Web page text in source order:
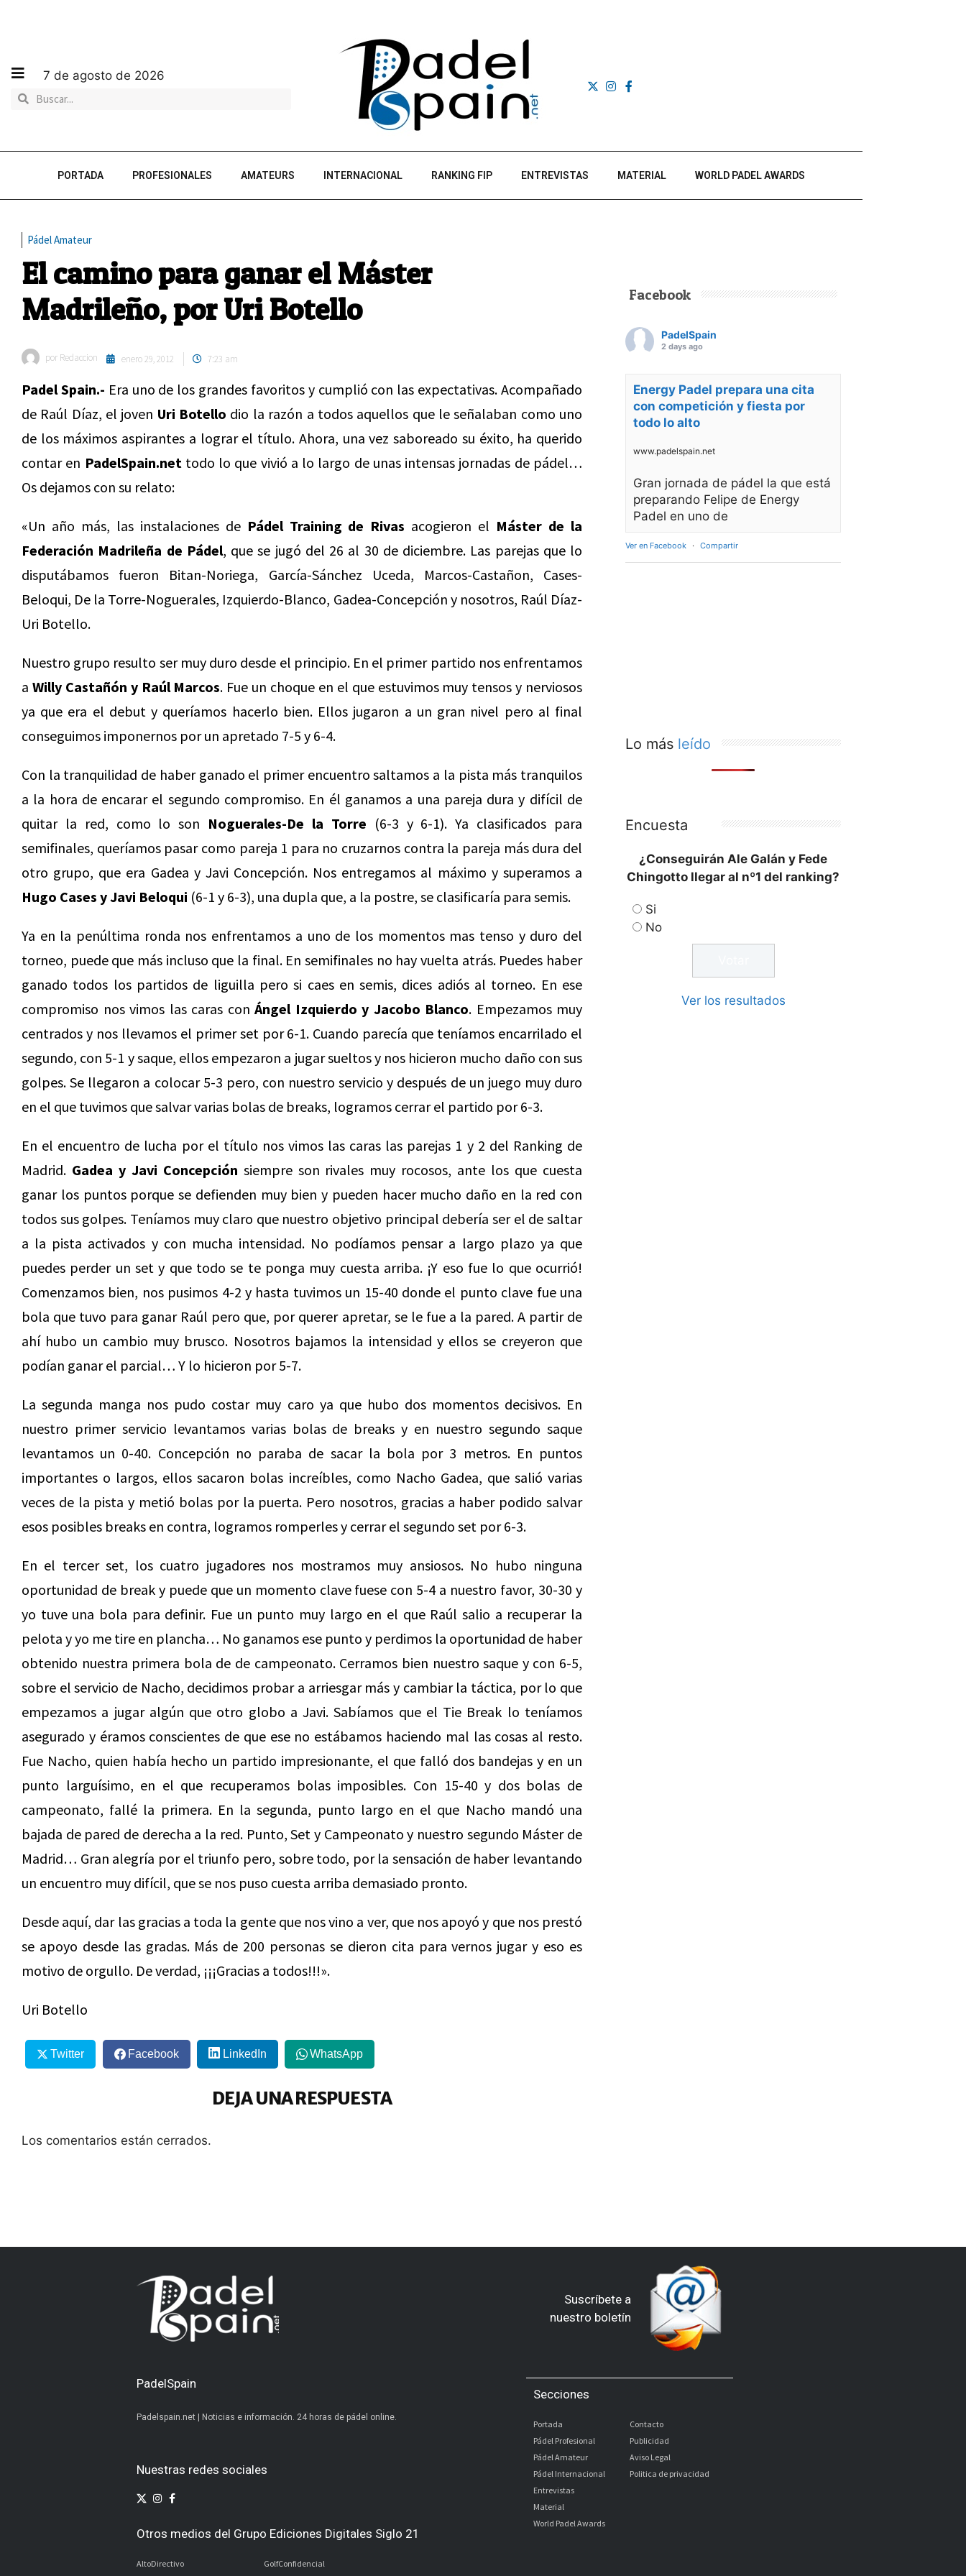
7 de agosto de 2026
PORTADA PROFESIONALES AMATEURS INTERNACIONAL RANKING FIP ENTREVISTAS MATERIAL WORLD PADEL AWARDS
Pádel Amateur
El camino para ganar el Máster
Madrileño, por Uri Botello
por Redaccion enero 29, 2012 7:23 am
Padel Spain.- Era uno de los grandes favoritos y cumplió con las expectativas. Acompañado
de Raúl Díaz, el joven Uri Botello dio la razón a todos aquellos que le señalaban como uno
de los máximos aspirantes a lograr el título. Ahora, una vez saboreado su éxito, ha querido
contar en PadelSpain.nettodo lo que vivió a lo largo de unas intensas jornadas de pádel…
Os dejamos con su relato:
«Un año más, las instalaciones de Pádel Training de Rivas acogieron el Máster de la
Federación Madrileña de Pádel, que se jugó del 26 al 30 de diciembre. Las parejas que lo
disputábamos fueron Bitan-Noriega, García-Sánchez Uceda, Marcos-Castañon, Cases-
Beloqui, De la Torre-Noguerales, Izquierdo-Blanco, Gadea-Concepción y nosotros, Raúl Díaz-
Uri Botello.
Nuestro grupo resulto ser muy duro desde el principio. En el primer partido nos enfrentamos
a Willy Castañón y Raúl Marcos. Fue un choque en el que estuvimos muy tensos y nerviosos
ya que era el debut y queríamos hacerlo bien. Ellos jugaron a un gran nivel pero al final
conseguimos imponernos por un apretado 7-5 y 6-4.
Con la tranquilidad de haber ganado el primer encuentro saltamos a la pista más tranquilos
a la hora de encarar el segundo compromiso. En él ganamos a una pareja dura y difícil de
quitar la red, como lo son Noguerales-De la Torre (6-3 y 6-1). Ya clasificados para
semifinales, queríamos pasar como pareja 1 para no cruzarnos contra la pareja más dura del
otro grupo, que era Gadea y Javi Concepción. Nos entregamos al máximo y superamos a
Hugo Cases y Javi Beloqui (6-1 y 6-3), una dupla que, a la postre, se clasificaría para semis.
Ya en la penúltima ronda nos enfrentamos a uno de los momentos mas tenso y duro del
torneo, puede que más incluso que la final. En semifinales no hay vuelta atrás. Puedes haber
ganado todos los partidos de liguilla pero si caes en semis, dices adiós al torneo. En ese
compromiso nos vimos las caras con Ángel Izquierdo y Jacobo Blanco. Empezamos muy
centrados y nos llevamos el primer set por 6-1. Cuando parecía que teníamos encarrilado el
segundo, con 5-1 y saque, ellos empezaron a jugar sueltos y nos hicieron mucho daño con sus
golpes. Se llegaron a colocar 5-3 pero, con nuestro servicio y después de un juego muy duro
en el que tuvimos que salvar varias bolas de breaks, logramos cerrar el partido por 6-3.
En el encuentro de lucha por el título nos vimos las caras las parejas 1 y 2 del Ranking de
Madrid. Gadea y Javi Concepción siempre son rivales muy rocosos, ante los que cuesta
ganar los puntos porque se defienden muy bien y pueden hacer mucho daño en la red con
todos sus golpes. Teníamos muy claro que nuestro objetivo principal debería ser el de saltar
a la pista activados y con mucha intensidad. No podíamos pensar a largo plazo ya que
puedes perder un set y que todo se te ponga muy cuesta arriba. ¡Y eso fue lo que ocurrió!
Comenzamos bien, nos pusimos 4-2 y hasta tuvimos un 15-40 donde el punto clave fue una
bola que tuvo para ganar Raúl pero que, por querer apretar, se le fue a la pared. A partir de
ahí hubo un cambio muy brusco. Nosotros bajamos la intensidad y ellos se creyeron que
podían ganar el parcial… Y lo hicieron por 5-7.
La segunda manga nos pudo costar muy caro ya que hubo dos momentos decisivos. En
nuestro primer servicio levantamos varias bolas de breaks y en nuestro segundo saque
levantamos un 0-40. Concepción no paraba de sacar la bola por 3 metros. En puntos
importantes o largos, ellos sacaron bolas increíbles, como Nacho Gadea, que salió varias
veces de la pista y metió bolas por la puerta. Pero nosotros, gracias a haber podido salvar
esos posibles breaks en contra, logramos romperles y cerrar el segundo set por 6-3.
En el tercer set, los cuatro jugadores nos mostramos muy ansiosos. No hubo ninguna
oportunidad de break y puede que un momento clave fuese con 5-4 a nuestro favor, 30-30 y
yo tuve una bola para definir. Fue un punto muy largo en el que Raúl salio a recuperar la
pelota y yo me tire en plancha… No ganamos ese punto y perdimos la oportunidad de haber
obtenido nuestra primera bola de de campeonato. Cerramos bien nuestro saque y con 6-5,
sobre el servicio de Nacho, decidimos probar a arriesgar más y cambiar la táctica, por lo que
empezamos a jugar algún que otro globo a Javi. Sabíamos que el Tie Break lo teníamos
asegurado y éramos conscientes de que ese no estábamos haciendo mal las cosas al resto.
Fue Nacho, quien había hecho un partido impresionante, el que falló dos bandejas y en un
punto larguísimo, en el que recuperamos bolas imposibles. Con 15-40 y dos bolas de
campeonato, fallé la primera. En la segunda, punto largo en el que Nacho mandó una
bajada de pared de derecha a la red. Punto, Set y Campeonato y nuestro segundo Máster de
Madrid… Gran alegría por el triunfo pero, sobre todo, por la sensación de haber levantando
un encuentro muy difícil, que se nos puso cuesta arriba demasiado pronto.
Desde aquí, dar las gracias a toda la gente que nos vino a ver, que nos apoyó y que nos prestó
se apoyo desde las gradas. Más de 200 personas se dieron cita para vernos jugar y eso es
motivo de orgullo. De verdad, ¡¡¡Gracias a todos!!!».
Uri Botello
Twitter Facebook LinkedIn WhatsApp
DEJA UNA RESPUESTA
Los comentarios están cerrados.
Facebook
PadelSpain
2 days ago
Energy Padel prepara una cita
con competición y fiesta por
todo lo alto
www.padelspain.net
Gran jornada de pádel la que está
preparando Felipe de Energy
Padel en uno de
Ver en Facebook · Compartir
Lo más leído
Encuesta
¿Conseguirán Ale Galán y Fede
Chingotto llegar al nº1 del ranking?
Si
No
Ver los resultados
Suscríbete a
nuestro boletín
PadelSpain
Padelspain.net | Noticias e información. 24 horas de pádel online.
Nuestras redes sociales
Otros medios del Grupo Ediciones Digitales Siglo 21
AltoDirectivo
GolfConfidencial
Secciones
Portada
Pádel Profesional
Pádel Amateur
Pádel Internacional
Entrevistas
Material
World Padel Awards
Contacto
Publicidad
Aviso Legal
Politica de privacidad